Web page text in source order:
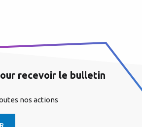
recevoir le bulletin
nos actions